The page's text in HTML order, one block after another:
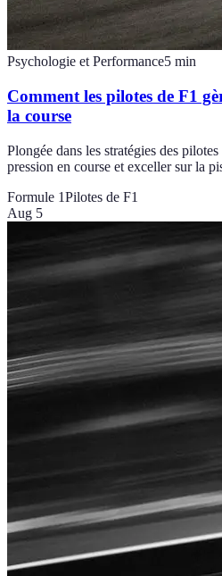
Psychologie et Performance5 min
Comment les pilotes de F1
la course
Plongée dans les stratégies des
pression en course et exceller sur la
Formule 1Pilotes de F1
Aug 5